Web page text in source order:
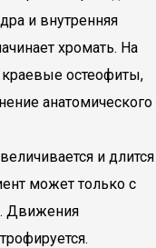
и внутренняя
хромать. На
остеофиты,
анатомического
и длится
может только с
Движения